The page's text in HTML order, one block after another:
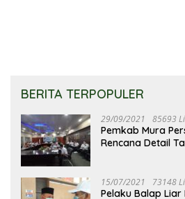
BERITA TERPOPULER
29/09/2021 85693
Pemkab Mura
Rencana Detail
15/07/2021 73148
Pelaku Balap Liar